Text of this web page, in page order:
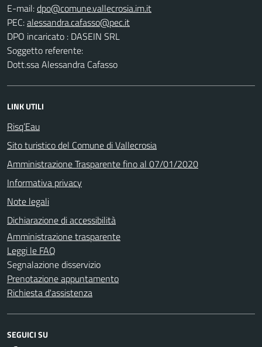
E-mail:
PEC:
DPO incaricato : DASEIN SRL
Soggetto referente:
Dott.ssa Alessandra Cafasso
LINK UTILI
Risq’Eau
Sito turistico del Comune di Vallecrosia
Amministrazione Trasparente fino al 07/01/2020
Informativa privacy
Note legali
Dichiarazione di accessibilità
Amministrazione trasparente
Leggi le FAQ
Segnalazione disservizio
Prenotazione appuntamento
Richiesta d'assistenza
SEGUICI SU